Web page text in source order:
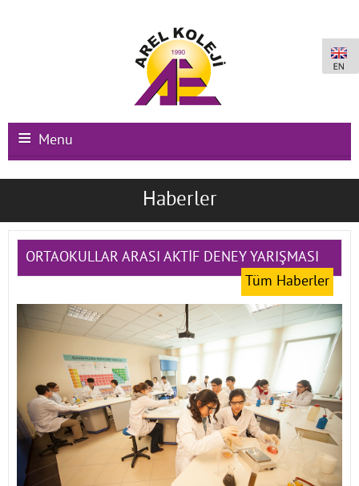
Menu
Ana Sayfa
Okullarımız
Kampüs Olanakları
Kayıt-Kabul
İletişim
Haberler
ORTAOKULLAR ARASI AKTİF DENEY YARIŞMASI
Tüm Haberler